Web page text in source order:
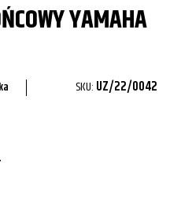
YAMAHA
SKU: UZ/22/0042